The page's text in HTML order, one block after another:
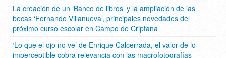
La creación de un ‘Banco de libros’ y la ampliación de las
becas ‘Fernando Villanueva’, principales novedades del
próximo curso escolar en Campo de Criptana
‘Lo que el ojo no ve’ de Enrique Calcerrada, el valor de lo
imperceptible cobra relevancia con las macrofotografías